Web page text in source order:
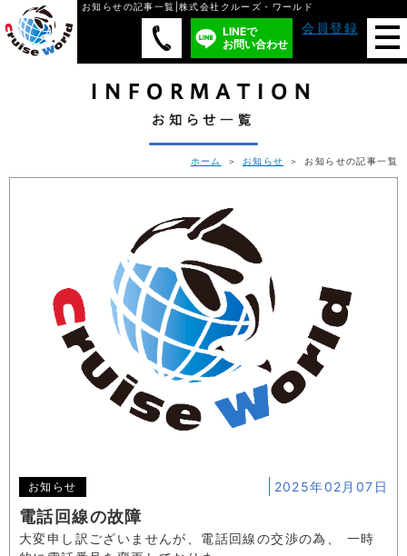
お知らせの記事一覧|株式会社クルーズ・ワールド
LINEで
お問い合わせ
会員登録
ホーム ＞ お知らせ ＞ お知らせの記事一覧
電話回線の故障
お知らせ 2025年02月07日
大変申し訳ございませんが、電話回線の交渉の為、 一時